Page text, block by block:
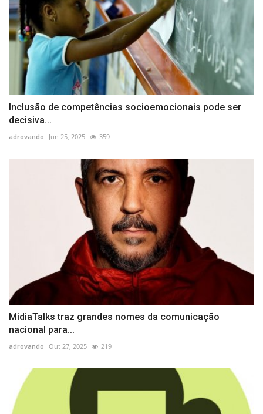
Inclusão de competências socioemocionais pode ser
decisiva...
adrovando Jun 25, 2025 359
MidiaTalks traz grandes nomes da comunicação
nacional para...
adrovando Out 27, 2025 219